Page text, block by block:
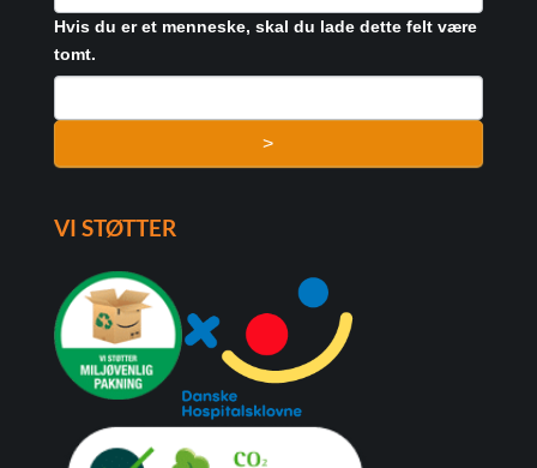
FORMULAR
Hvis du er et menneske, skal du lade dette felt være
tomt.
>
VI STØTTER